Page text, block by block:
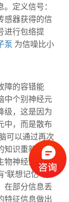
定义信号：
感器获得的信
进行包络提
泵 为信噪比小
的容错能
中个别神经元
级，这是因为
中，而是散布
可以通过再次
知识重新表达
物神经元网络
联想记忆”功
在部分信息丢
特征信息做出